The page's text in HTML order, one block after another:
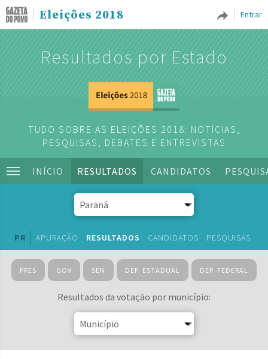
Entrar
Eleições 2018
Resultados por Estado
TUDO SOBRE AS ELEIÇÕES 2018: NOTÍCIAS,
PESQUISAS, DEBATES E ENTREVISTAS
INÍCIO RESULTADOS CANDIDATOS
PR APURAÇÃO RESULTADOS CANDIDATOS PESQUISAS
PRES GOV SEN DEP. ESTADUAL DEP. FEDERAL
Resultados da votação por município: